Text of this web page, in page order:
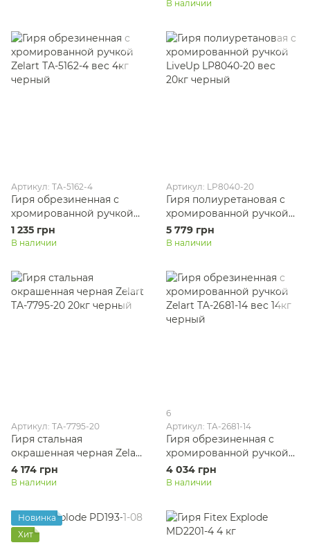
В наличии
Артикул: TA-5162-4
Гиря обрезиненная с
хромированной ручкой
Zelart ТА-5162-4 вес 4кг
черный
1 235 грн
В наличии
Артикул: LP8040-20
Гиря полиуретановая с
хромированной ручкой
LiveUp LP8040-20 вес
20кг черный
5 779 грн
В наличии
Артикул: TA-7795-20
Гиря стальная
окрашенная черная Zelart
TA-7795-20 20кг черный
4 174 грн
В наличии
6
Артикул: TA-2681-14
Гиря обрезиненная с
хромированной ручкой
Zelart TA-2681-14 вес 14кг
черный
4 034 грн
В наличии
Новинка
Хит